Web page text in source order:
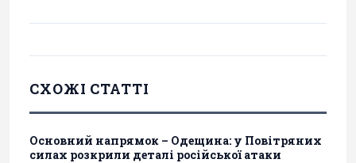
СХОЖІ СТАТТІ
Основний напрямок – Одещина: у Повітряних
силах розкрили деталі російської атаки